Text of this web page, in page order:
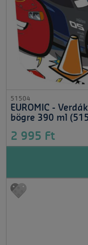
51504
EUROMIC -
bögre 390 ml
2 995 Ft